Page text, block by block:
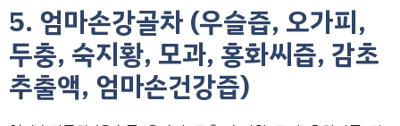
5. 엄마손강골차 (우슬즙, 오가피,
두충, 숙지황, 모과, 홍화씨즙, 감초
추출액, 엄마손건강즙)